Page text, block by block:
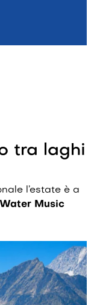
tra laghi
l’estate è a
Water Music